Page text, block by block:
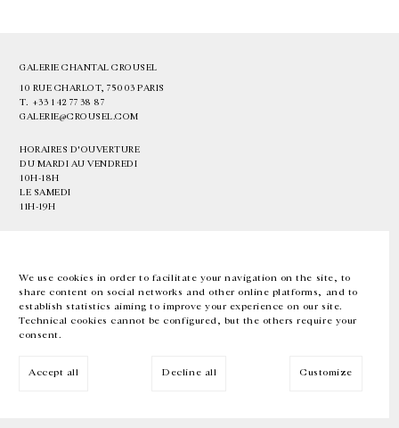
We use cookies in order to facilitate your navigation on the site, to
share content on social networks and other online platforms, and to
establish statistics aiming to improve your experience on our site.
Technical cookies cannot be configured, but the others require your
consent.
Accept all Decline all Customize
GALERIE CHANTAL CROUSEL
10 RUE CHARLOT, 75003 PARIS
T. +33 1 42 77 38 87
GALERIE@CROUSEL.COM
HORAIRES D'OUVERTURE
DU MARDI AU VENDREDI
10H-18H
LE SAMEDI
11H-19H
EN FR 中文 Facebook Instagram
Inscrivez-vous à notre newsletter